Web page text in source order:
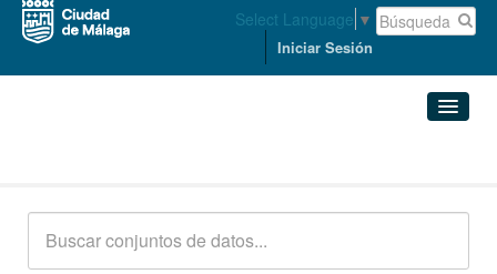
Select Language ▼
Iniciar Sesión